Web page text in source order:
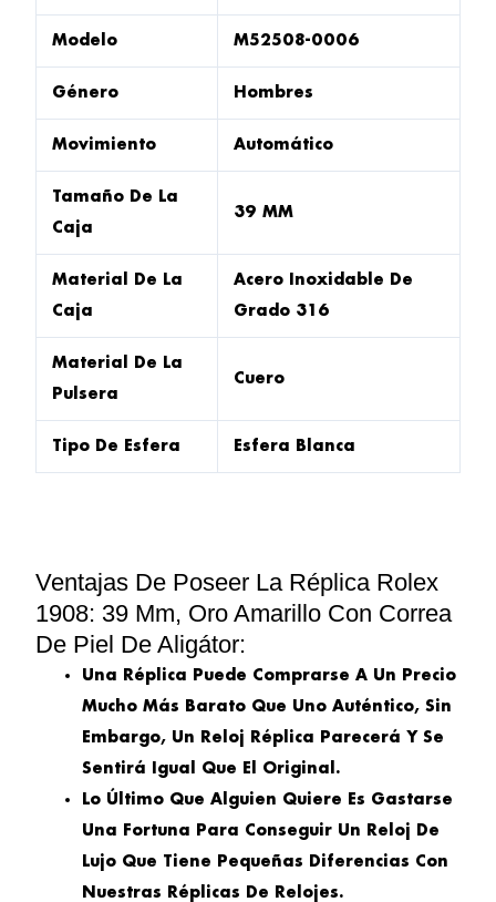
Modelo M52508-0006
Género Hombres
Movimiento Automático
Tamaño De La
Caja
39 MM
Material De La
Caja
Acero Inoxidable De
Grado 316
Material De La
Pulsera
Cuero
Tipo De Esfera Esfera Blanca
Ventajas De Poseer La Réplica Rolex
1908: 39 Mm, Oro Amarillo Con Correa
De Piel De Aligátor:
Una Réplica Puede Comprarse A Un Precio
Mucho Más Barato Que Uno Auténtico, Sin
Embargo, Un Reloj Réplica Parecerá Y Se
Sentirá Igual Que El Original.
Lo Último Que Alguien Quiere Es Gastarse
Una Fortuna Para Conseguir Un Reloj De
Lujo Que Tiene Pequeñas Diferencias Con
Nuestras Réplicas De Relojes.